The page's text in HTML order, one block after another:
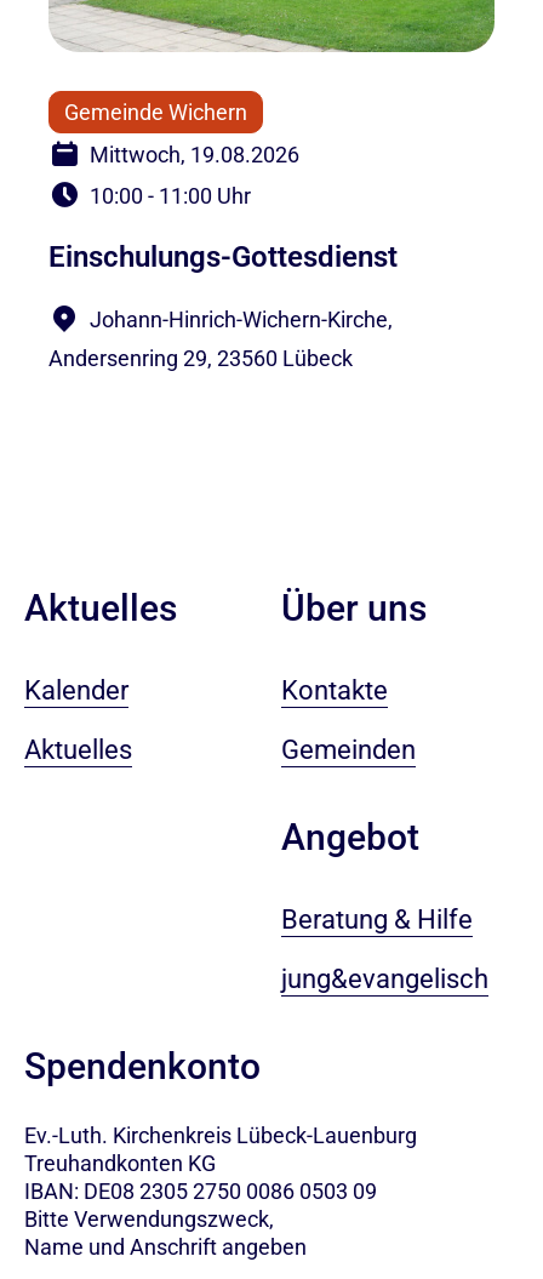
Gemeinde Wichern
Mittwoch, 19.08.2026
10:00 - 11:00 Uhr
Einschulungs-Gottesdienst
Johann-Hinrich-Wichern-Kirche,
Andersenring 29, 23560 Lübeck
Aktuelles
Kalender
Aktuelles
Über uns
Kontakte
Gemeinden
Angebot
Beratung & Hilfe
jung&evangelisch
Spendenkonto
Ev.-Luth. Kirchenkreis Lübeck-Lauenburg
Treuhandkonten KG
IBAN: DE08 2305 2750 0086 0503 09
Bitte Verwendungszweck,
Name und Anschrift angeben